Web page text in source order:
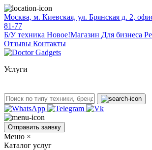
Москва, м. Киевская, ул. Брянская д. 2,
81-77
Б/У техникa Новое!Магазин Для бизнеса
Отзывы Контакты
Услуги
Отправить заявку
Меню ×
Каталог услуг